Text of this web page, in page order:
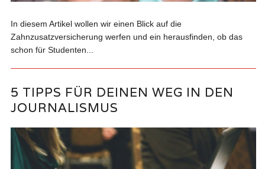
In diesem Artikel wollen wir einen Blick auf die
Zahnzusatzversicherung werfen und ein herausfinden, ob das
schon für Studenten...
5 TIPPS FÜR DEINEN WEG IN DEN
JOURNALISMUS